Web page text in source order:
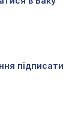
підписати